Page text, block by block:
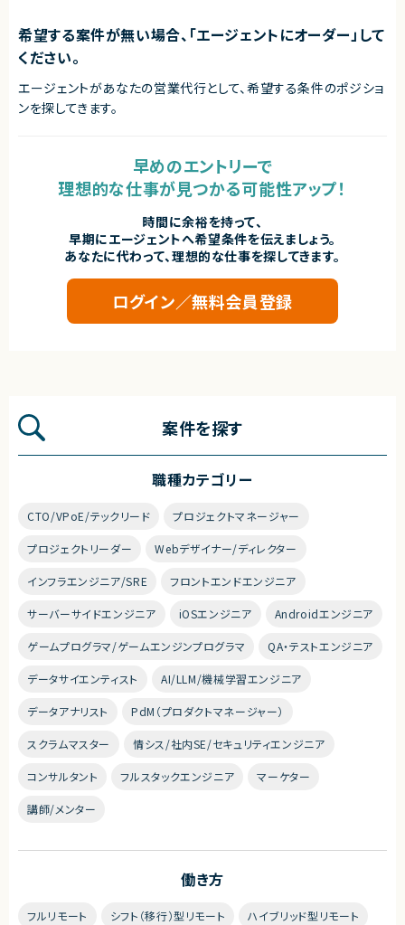
希望する案件が無い場合、「エージェントにオーダー」して
ください。
エージェントがあなたの営業代行として、希望する条件のポジショ
ンを探してきます。
早めのエントリーで
理想的な仕事が見つかる可能性アップ！
時間に余裕を持って、
早期にエージェントへ希望条件を伝えましょう。
あなたに代わって、理想的な仕事を探してきます。
ログイン／無料会員登録
案件を探す
職種カテゴリー
CTO/VPoE/テックリード プロジェクトマネージャー
プロジェクトリーダー Webデザイナー/ディレクター
インフラエンジニア/SRE フロントエンドエンジニア
サーバーサイドエンジニア iOSエンジニア Androidエンジニア
ゲームプログラマ/ゲームエンジンプログラマ QA・テストエンジニア
データサイエンティスト AI/LLM/機械学習エンジニア
データアナリスト PdM（プロダクトマネージャー）
スクラムマスター 情シス/社内SE/セキュリティエンジニア
コンサルタント フルスタックエンジニア マーケター
講師/メンター
働き方
フルリモート シフト（移行）型リモート ハイブリッド型リモート